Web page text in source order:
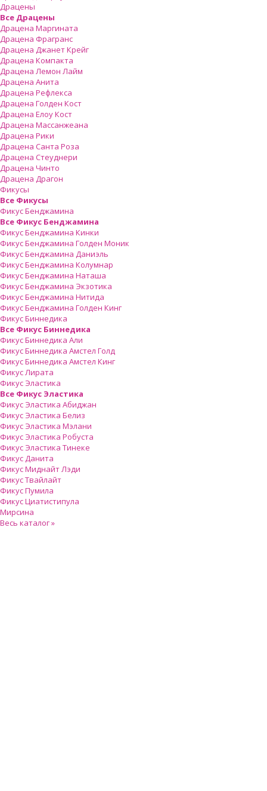
Драцены
Все Драцены
Драцена Маргината
Драцена Фрагранс
Драцена Джанет Крейг
Драцена Компакта
Драцена Лемон Лайм
Драцена Анита
Драцена Рефлекса
Драцена Голден Кост
Драцена Елоу Кост
Драцена Массанжеана
Драцена Рики
Драцена Санта Роза
Драцена Стеуднери
Драцена Чинто
Драцена Драгон
Фикусы
Все Фикусы
Фикус Бенджамина
Все Фикус Бенджамина
Фикус Бенджамина Кинки
Фикус Бенджамина Голден Моник
Фикус Бенджамина Даниэль
Фикус Бенджамина Колумнар
Фикус Бенджамина Наташа
Фикус Бенджамина Экзотика
Фикус Бенджамина Нитида
Фикус Бенджамина Голден Кинг
Фикус Биннедика
Все Фикус Биннедика
Фикус Биннедика Али
Фикус Биннедика Амстел Голд
Фикус Биннедика Амстел Кинг
Фикус Лирата
Фикус Эластика
Все Фикус Эластика
Фикус Эластика Абиджан
Фикус Эластика Белиз
Фикус Эластика Мэлани
Фикус Эластика Робуста
Фикус Эластика Тинеке
Фикус Данита
Фикус Миднайт Лэди
Фикус Твайлайт
Фикус Пумила
Фикус Циатистипула
Мирсина
Весь каталог »